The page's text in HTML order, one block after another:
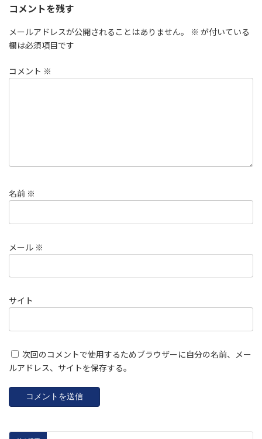
コメントを残す
メールアドレスが公開されることはありません。 ※ が付いている
欄は必須項目です
コメント ※
名前 ※
メール ※
サイト
次回のコメントで使用するためブラウザーに自分の名前、メー
ルアドレス、サイトを保存する。